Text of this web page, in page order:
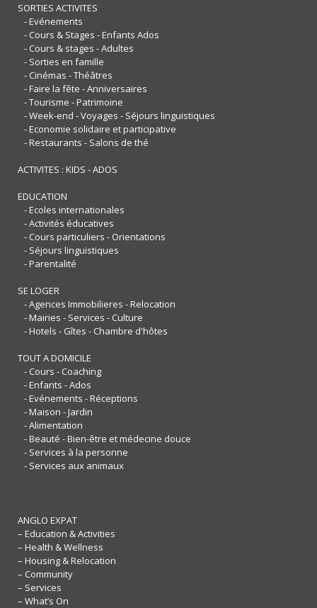
SORTIES ACTIVITES
- Evénements
- Cours & Stages - Enfants Ados
- Cours & stages - Adultes
- Sorties en famille
- Cinémas - Théâtres
- Faire la fête - Anniversaires
- Tourisme - Patrimoine
- Week-end - Voyages - Séjours linguistiques
- Economie solidaire et participative
- Restaurants - Salons de thé
ACTIVITES : KIDS - ADOS
EDUCATION
- Ecoles internationales
- Activités éducatives
- Cours particuliers - Orientations
- Séjours linguistiques
- Parentalité
SE LOGER
- Agences Immobilieres - Relocation
- Mairies - Services - Culture
- Hotels - Gîtes - Chambre d'hôtes
TOUT A DOMICILE
- Cours - Coaching
- Enfants - Ados
- Evénements - Réceptions
- Maison - Jardin
- Alimentation
- Beauté - Bien-être et médecine douce
- Services à la personne
- Services aux animaux
ANGLO EXPAT
– Education & Activities
– Health & Wellness
– Housing & Relocation
– Community
– Services
– What’s On